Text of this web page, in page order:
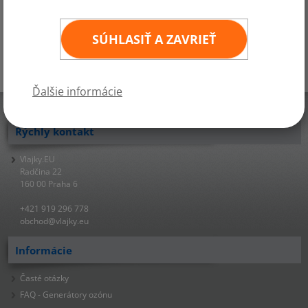
SÚHLASIŤ A ZAVRIEŤ
Ďalšie informácie
Rýchly kontakt
Vlajky.EU
Radčina 22
160 00 Praha 6
+421 919 296 778
obchod@vlajky.eu
Informácie
Časté otázky
FAQ - Generátory ozónu